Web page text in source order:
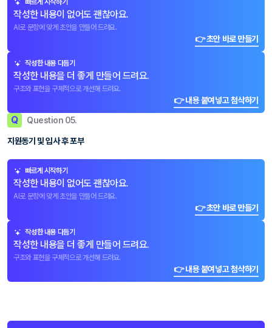
빠르게 시작하기
작성한 내용이 없어도 괜찮아요.
AI로 문항에 맞게 초안을 만들어 드려요.
👉 초안 바로 만들기
작성한 내용 다듬기
작성한 내용을 더 좋게 만들어 드려요.
구조와 표현을 구체적으로 개선해 드려요.
👉 내용 붙여넣고 첨삭하기
Q Question 05.
지원동기 및 입사 후 포부
빠르게 시작하기
작성한 내용이 없어도 괜찮아요.
AI로 문항에 맞게 초안을 만들어 드려요.
👉 초안 바로 만들기
작성한 내용 다듬기
작성한 내용을 더 좋게 만들어 드려요.
구조와 표현을 구체적으로 개선해 드려요.
👉 내용 붙여넣고 첨삭하기